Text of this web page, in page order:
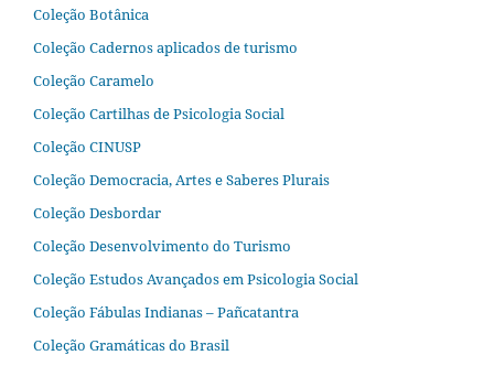
Coleção Botânica
Coleção Cadernos aplicados de turismo
Coleção Caramelo
Coleção Cartilhas de Psicologia Social
Coleção CINUSP
Coleção Democracia, Artes e Saberes Plurais
Coleção Desbordar
Coleção Desenvolvimento do Turismo
Coleção Estudos Avançados em Psicologia Social
Coleção Fábulas Indianas – Pañcatantra
Coleção Gramáticas do Brasil